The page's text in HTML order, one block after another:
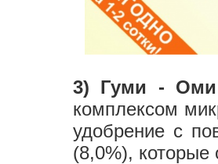
3) Гуми -
комплексом
удобрение с
(8,0%),